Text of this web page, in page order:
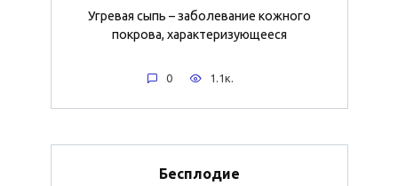
Угревая сыпь – заболевание кожного
покрова, характеризующееся
0 1.1к.
Бесплодие